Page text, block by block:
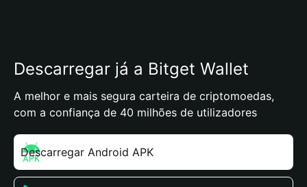
Descarregar já a Bitget Wallet
A melhor e mais segura carteira de criptomoedas,
com a confiança de 40 milhões de utilizadores
Descarregar Android APK